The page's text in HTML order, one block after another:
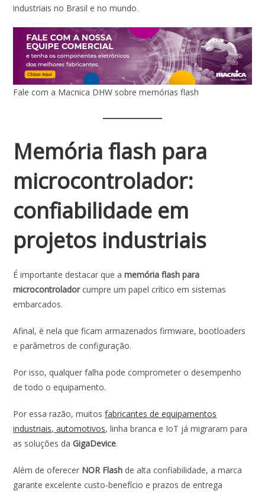
industriais no Brasil e no mundo.
Fale com a Macnica DHW sobre memórias flash
Memória flash para
microcontrolador:
confiabilidade em
projetos industriais
É importante destacar que amemória flash para
microcontroladorcumpre um papel crítico em sistemas
embarcados.
Afinal, é nela que ficam armazenados firmware, bootloaders
e parâmetros de configuração.
Por isso, qualquer falha pode comprometer o desempenho
de todo o equipamento.
Por essa razão, muitosfabricantes de equipamentos
industriais, automotivos, linha branca e IoT já migraram para
as soluções daGigaDevice.
Além de oferecer NOR Flash de alta confiabilidade, a marca
garante excelente custo-benefício e prazos de entrega